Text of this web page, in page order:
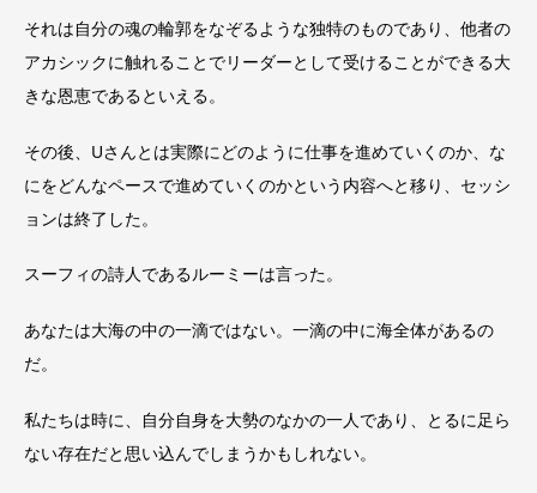
それは自分の魂の輪郭をなぞるような独特のものであり、他者の
アカシックに触れることでリーダーとして受けることができる大
きな恩恵であるといえる。
その後、Uさんとは実際にどのように仕事を進めていくのか、な
にをどんなペースで進めていくのかという内容へと移り、セッシ
ョンは終了した。
スーフィの詩人であるルーミーは言った。
あなたは大海の中の一滴ではない。一滴の中に海全体があるの
だ。
私たちは時に、自分自身を大勢のなかの一人であり、とるに足ら
ない存在だと思い込んでしまうかもしれない。